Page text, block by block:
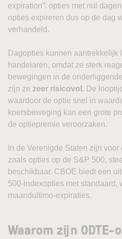
expiration”: opties met nul
opties expireren dus op de dag
verhandeld.
Dagopties kunnen aantrekkelijk
handelaren, omdat ze sterk
bewegingen in de
zijn ze zeer risicovol. De
waardoor de optie snel in
koersbeweging kan een grote
de optiepremie veroorzaken.
In de Verenigde Staten zijn
zoals opties op de S&P 500,
beschikbaar. CBOE biedt een
500-indexopties met standaard,
maandultimo-expiraties.
Waarom zijn